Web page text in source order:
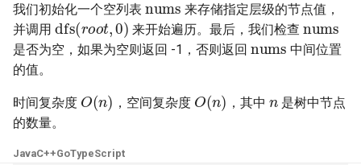
44. 数字序列中某一位的数字
45. 把数组排成最小的数
46. 把数字翻译成字符串
47. 礼物的最大价值
42. 最近请求次数
43. 往完全二叉树添加节点
44. 二叉树每层的最大值
45. 二叉树最底层最左边的值
8.6. 汉诺塔问题
8.7. 无重复字符串的排列组合
8.8. 有重复字符串的排列组合
我们初始化一个空列表
来存储指定层级的节点值，
并调用
dfs root,0)
来开始遍历。最后，我们检查
nums
是否为空，如果为空则返回 -1，否则返回
nums
中间位置
的值。
时间复杂度
O ( n)
，空间复杂度
O ( n)
，其中
是树中节点
的数量。
JavaC++GoTypeScript